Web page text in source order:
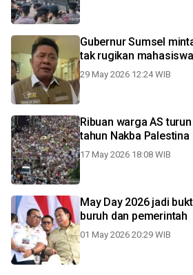
Gubernur Sumsel
tak rugikan mahasiswa
29 May 2026 12:24 WIB
Ribuan warga AS
tahun Nakba Palestina
17 May 2026 18:08 WIB
May Day 2026 jadi
buruh dan pemerintah
01 May 2026 20:29 WIB